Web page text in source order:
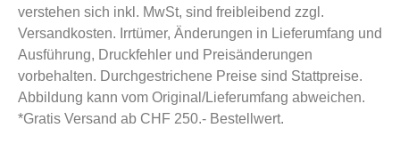
verstehen sich inkl. MwSt, sind freibleibend zzgl.
Versandkosten. Irrtümer, Änderungen in Lieferumfang und
Ausführung, Druckfehler und Preisänderungen
vorbehalten. Durchgestrichene Preise sind Stattpreise.
Abbildung kann vom Original/Lieferumfang abweichen.
*Gratis Versand ab CHF 250.- Bestellwert.